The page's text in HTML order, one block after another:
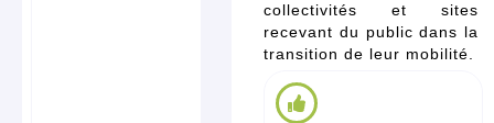
collectivités et sites
recevant du public dans la
transition de leur mobilité.